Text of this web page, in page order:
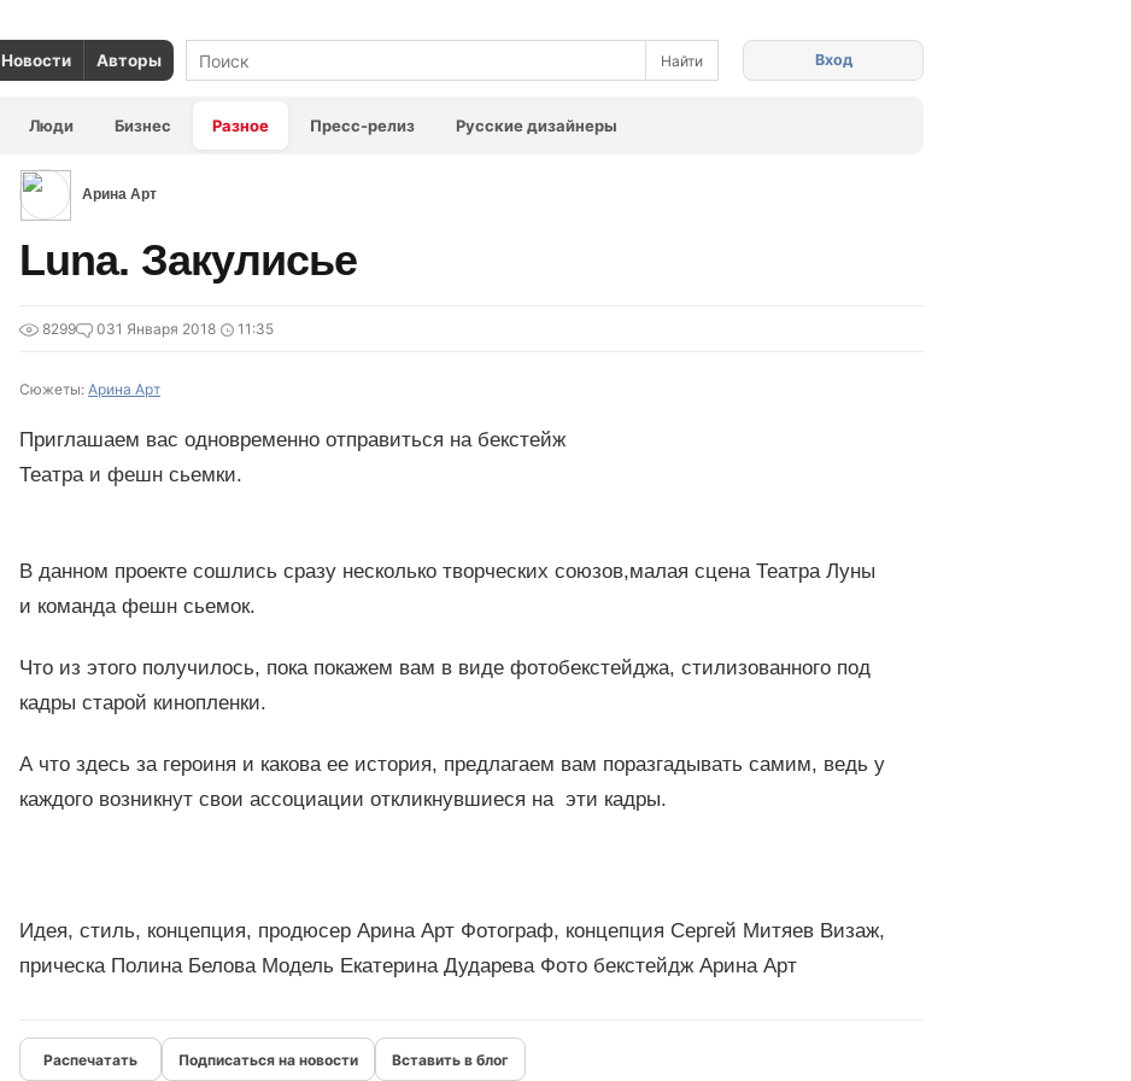
Новости Авторы
Люди Бизнес Разное Пресс-релиз Русские дизайнеры
Вход
Арина Арт
Luna. Закулисье
8299 031 Января 2018 11:35
Сюжеты: Арина Арт
Приглашаем вас одновременно отправиться на бекстейж
Театра и фешн сьемки.
В данном проекте сошлись сразу несколько творческих союзов,малая сцена Театра Луны
и команда фешн сьемок.
Что из этого получилось, пока покажем вам в виде фотобекстейджа, стилизованного под
кадры старой кинопленки.
А что здесь за героиня и какова ее история, предлагаем вам поразгадывать самим, ведь у
каждого возникнут свои ассоциации откликнувшиеся на эти кадры.
Идея, стиль, концепция, продюсер Арина Арт Фотограф, концепция Сергей Митяев Визаж,
прическа Полина Белова Модель Екатерина Дударева Фото бекстейдж Арина Арт
Подписаться на новости Вставить в блог